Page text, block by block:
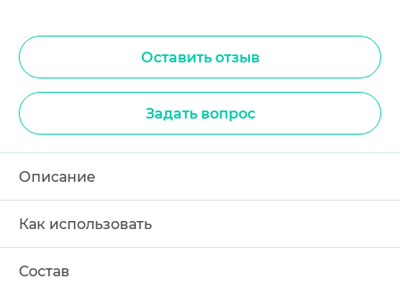
Оставить отзыв
Задать вопрос
Описание
Как использовать
Состав